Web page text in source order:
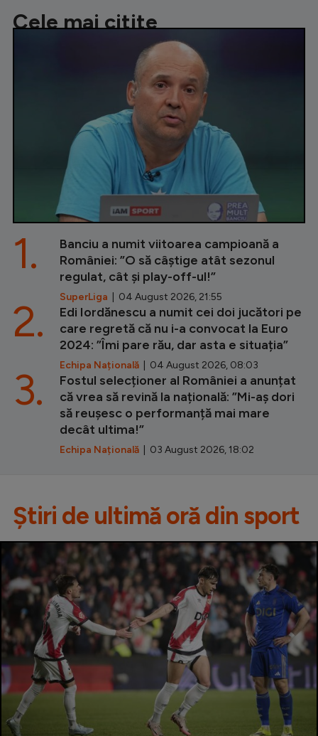
Cele mai citite
Banciu a numit viitoarea campioană a
României: ”O să câștige atât sezonul
regulat, cât și play-off-ul!”
SuperLiga | 04 August 2026, 21:55
1.
Edi Iordănescu a numit cei doi jucători pe
care regretă că nu i-a convocat la Euro
2024: ”Îmi pare rău, dar asta e situația”
Echipa Națională | 04 August 2026, 08:03
2.
Fostul selecționer al României a anunțat
că vrea să revină la națională: ”Mi-aș dori
să reușesc o performanță mai mare
decât ultima!”
Echipa Națională | 03 August 2026, 18:02
3.
Știri de ultimă oră din sport